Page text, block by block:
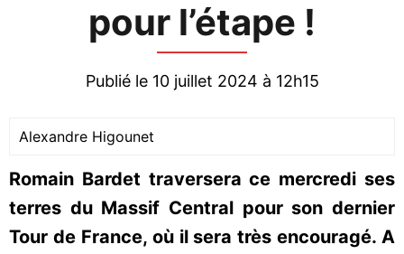
pour l’étape !
Publié le 10 juillet 2024 à 12h15
Alexandre Higounet
Romain Bardet traversera ce mercredi ses
terres du Massif Central pour son dernier
Tour de France, où il sera très encouragé. A